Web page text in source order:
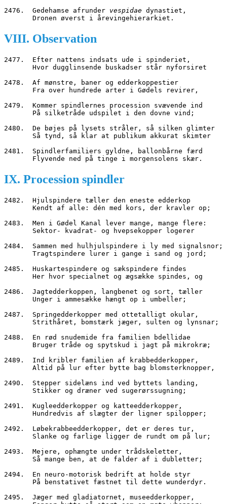
2476.  Gedehamse afrunder vespidae dynastiet,
       Dronen øverst i årevingehierarkiet.
VIII. Observation
2477.  Efter nattens indsats ude i spinderiet,
       Hvor dugglinsende buskadser står nyforsiret
2478.  Af mønstre, baner og edderkoppestier
       Fra over hundrede arter i Gødels revirer,
2479.  Kommer spindlernes procession svævende ind
       På silketråde udspilet i den dovne vind;
2480.  De bøjes på lysets stråler, så silken glimter
       Så tynd, så klar at publikum akkurat skimter
2481.  Spindlerfamiliers gyldne, ballonbårne færd
       Flyvende ned på tinge i morgensolens skær.
IX. Procession spindler
2482.  Hjulspindere tæller den eneste edderkop
       Kendt af alle: dén med kors, der kravler op;
2483.  Men i Gødel Kanal lever mange, mange flere:
       Sektor- kvadrat- og hvepsekopper logerer
2484.  Sammen med hulhjulspindere i ly med signalsnor;
       Tragtspindere lurer i gange i sand og jord;
2485.  Huskartespindere og sækspindere findes
       Her hvor specialnet og ægsække spindes, og
2486.  Jagtedderkoppen, langbenet og sort, tæller
       Unger i ammesække hængt op i umbeller;
2487.  Springedderkopper med ottetalligt okular,
       Strithåret, bomstærk jæger, sulten og lynsnar;
2488.  En rød snudemide fra familien bdellidae
       Bruger tråde og spytskud i jagt på mikrokræ;
2489.  Ind kribler familien af krabbedderkopper,
       Altid på lur efter bytte bag blomsterknopper,
2490.  Stepper sidelæns ind ved byttets landing,
       Stikker og dræner ved sugerørssugning;
2491.  Kugleedderkopper og katteedderkopper,
       Hundredvis af slægter der ligner spilopper;
2492.  Løbekrabbeedderkopper, det er deres tur,
       Slanke og farlige ligger de rundt om på lur;
2493.  Mejere, ophængte under trådskeletter,
       Så mange ben, at de falder af i dubletter;
2494.  En neuro-motorisk bedrift at holde styr
       På benstativet fæstnet til dette wunderdyr.
2495.  Jæger med gladiatornet, museedderkopper,